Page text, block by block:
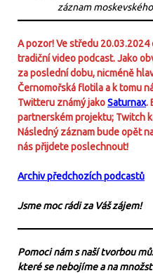
záznam
A pozor! Ve středu
tradiční video podcast. Jako
za poslední dobu, nicméně
Černomořská flotila a k tomu
Twitteru známý jakoSaturnax.
partnerském projektu; Twitch
Následný záznam bude opět
nás přijdete poslechnout!
Archiv předchozích podcastů
Jsme moc rádi za Váš zájem!
Pomoci nám s naší tvorbou
které se nebojíme a na